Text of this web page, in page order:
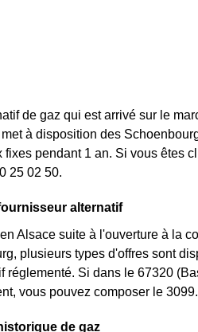
de gaz qui est arrivé sur le
à disposition des
pendant 1 an. Si vous êtes
25 02 50.
alternatif
Alsace suite à l'ouverture à la
plusieurs types d'offres sont
réglementé. Si dans le 67320
vous pouvez composer le 3099.
de gaz